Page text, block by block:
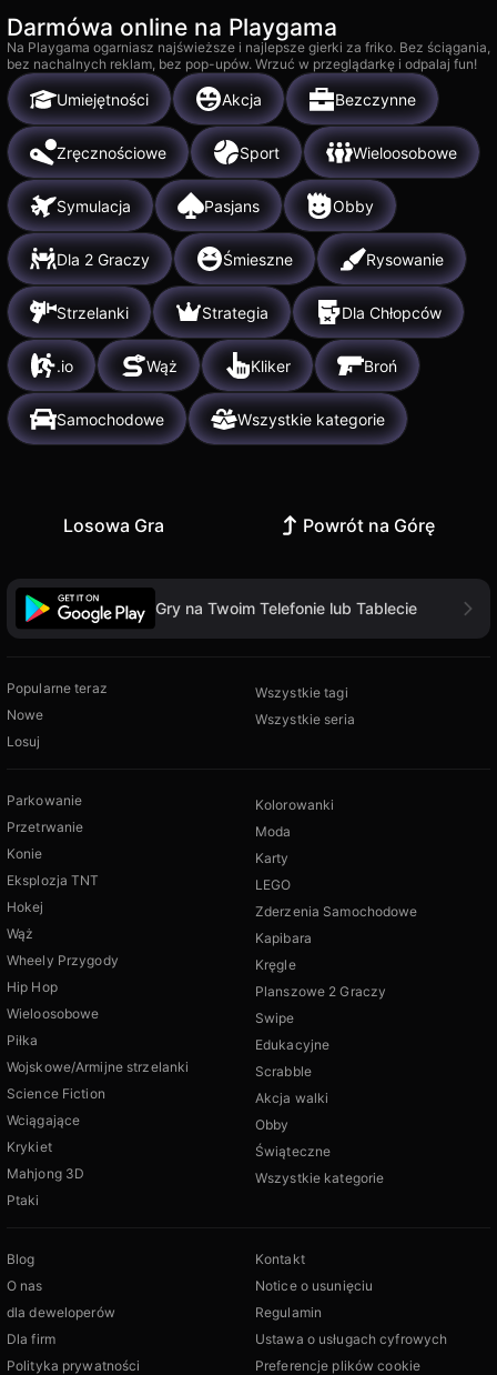
Darmówa online na Playgama
Na Playgama ogarniasz najświeższe i najlepsze gierki za friko. Bez ściągania,
bez nachalnych reklam, bez pop-upów. Wrzuć w przeglądarkę i odpalaj fun!
Umiejętności Akcja Bezczynne
Zręcznościowe Sport Wieloosobowe
Symulacja Pasjans Obby
Dla 2 Graczy Śmieszne Rysowanie
Strzelanki Strategia Dla Chłopców
.io Wąż Kliker Broń
Samochodowe Wszystkie kategorie
Losowa Gra Powrót na Górę
Gry na Twoim Telefonie lub Tablecie
Popularne teraz
Nowe
Losuj
Wszystkie tagi
Wszystkie seria
Parkowanie
Przetrwanie
Konie
Eksplozja TNT
Hokej
Wąż
Wheely Przygody
Hip Hop
Wieloosobowe
Piłka
Wojskowe/Armijne strzelanki
Science Fiction
Wciągające
Krykiet
Mahjong 3D
Ptaki
Kolorowanki
Moda
Karty
LEGO
Zderzenia Samochodowe
Kapibara
Kręgle
Planszowe 2 Graczy
Swipe
Edukacyjne
Scrabble
Akcja walki
Obby
Świąteczne
Wszystkie kategorie
Blog
O nas
dla deweloperów
Dla firm
Polityka prywatności
Kontakt
Notice o usunięciu
Regulamin
Ustawa o usługach cyfrowych
Preferencje plików cookie